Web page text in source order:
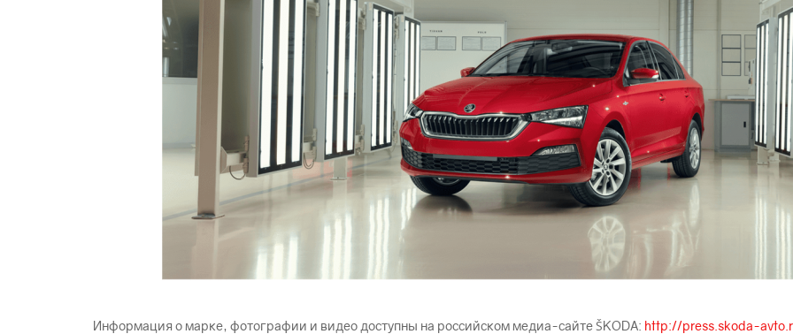
Информация о марке, фотографии и видео доступны на российском медиа-сайте ŠKODА: http://press.skoda-